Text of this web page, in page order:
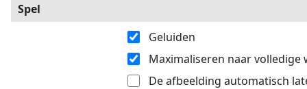
Spel
Geluiden
Maximaliseren naar volledige
De afbeelding automatisch